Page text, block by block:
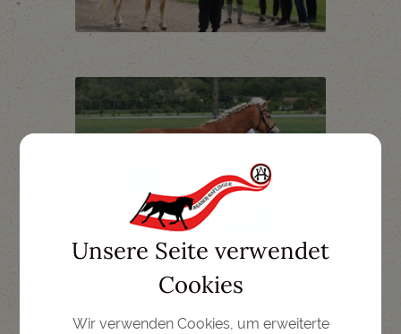
Unsere Seite verwendet
Cookies
Wir verwenden Cookies, um erweiterte